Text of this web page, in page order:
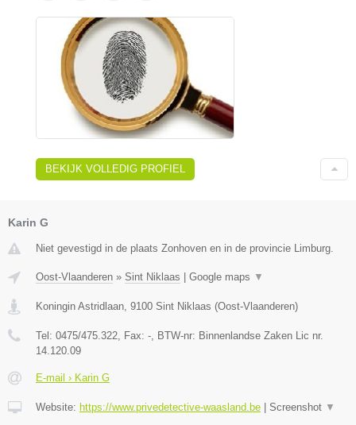
BEKIJK VOLLEDIG PROFIEL
Karin G
Niet gevestigd in de plaats Zonhoven en in de provincie Limburg.
Oost-Vlaanderen » Sint Niklaas Google maps ▼
Koningin Astridlaan 9100 Sint Niklaas (Oost-Vlaanderen)
Tel: 0475/475.322 , Fax: - , BTW-nr: Binnenlandse Zaken Lic nr.
14.120.09
E-mail › Karin G
Website: https://www.privedetective-waasland.be Screenshot ▼